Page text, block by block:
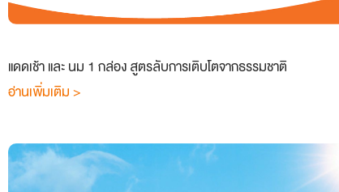
แดดเช้า และ นม 1 กล่อง สูตรลับการเติบโตจากธรรมชาติ
อ่านเพิ่มเติม >